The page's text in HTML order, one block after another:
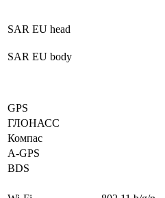
SAR EU head
SAR EU body
GPS
ГЛОНАСС
Компас
A-GPS
BDS